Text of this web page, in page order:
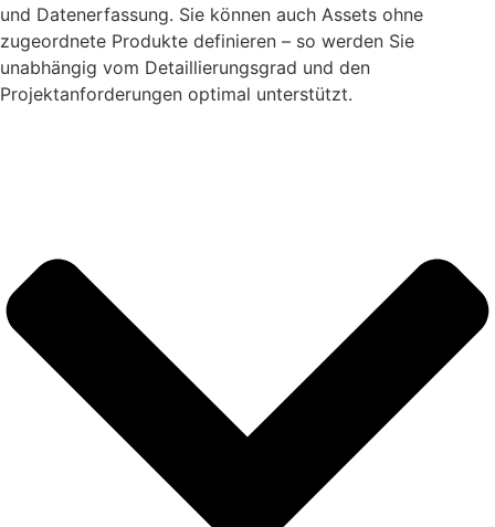
und Datenerfassung. Sie können auch Assets ohne
zugeordnete Produkte definieren – so werden Sie
unabhängig vom Detaillierungsgrad und den
Projektanforderungen optimal unterstützt.